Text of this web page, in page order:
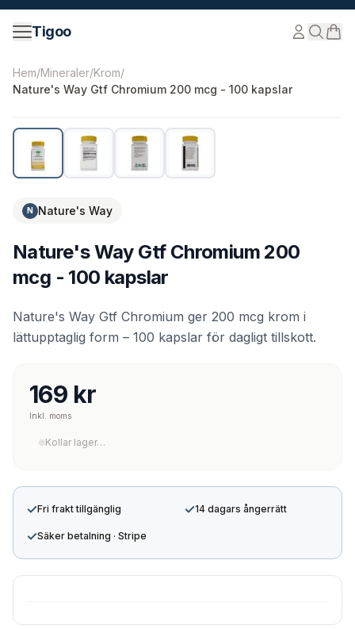
Hoppa till innehåll
Tigoo
©2026Nutri Nordic AB.
Hem/Mineraler/Krom/
Nature's Way Gtf Chromium 200 mcg - 100 kapslar
N Nature's Way
Nature's Way Gtf Chromium 200
mcg - 100 kapslar
Nature's Way Gtf Chromium ger 200 mcg krom i
lättupptaglig form – 100 kapslar för dagligt tillskott.
169 kr
Inkl. moms
Kollar lager…
✓Fri frakt tillgänglig ✓14 dagars ångerrätt
✓Säker betalning · Stripe